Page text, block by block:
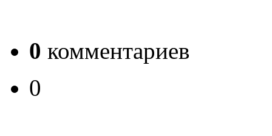
0 комментариев
0